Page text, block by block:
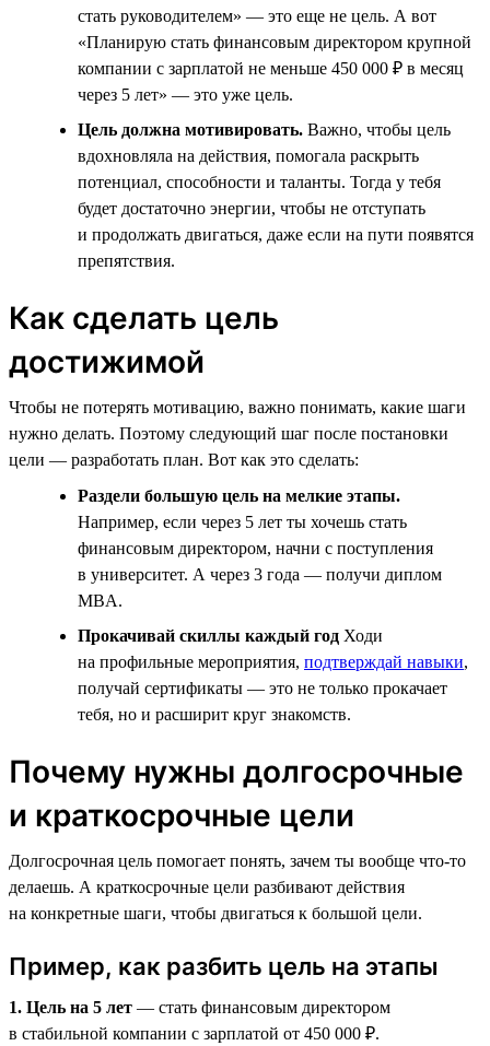
стать руководителем» — это еще не цель. А вот
«Планирую стать финансовым директором крупной
компании с зарплатой не меньше 450 000 ₽ в месяц
через 5 лет» — это уже цель.
Цель должна мотивировать. Важно, чтобы цель
вдохновляла на действия, помогала раскрыть
потенциал, способности и таланты. Тогда у тебя
будет достаточно энергии, чтобы не отступать
и продолжать двигаться, даже если на пути появятся
препятствия.
Как сделать цель
достижимой
Чтобы не потерять мотивацию, важно понимать, какие шаги
нужно делать. Поэтому следующий шаг после постановки
цели — разработать план. Вот как это сделать:
Раздели большую цель на мелкие этапы.
Например, если через 5 лет ты хочешь стать
финансовым директором, начни с поступления
в университет. А через 3 года — получи диплом
MBA.
Прокачивай скиллы каждый год Ходи
на профильные мероприятия, подтверждай навыки,
получай сертификаты — это не только прокачает
тебя, но и расширит круг знакомств.
Почему нужны долгосрочные
и краткосрочные цели
Долгосрочная цель помогает понять, зачем ты вообще что-то
делаешь. А краткосрочные цели разбивают действия
на конкретные шаги, чтобы двигаться к большой цели.
Пример, как разбить цель на этапы
1. Цель на 5 лет — стать финансовым директором
в стабильной компании с зарплатой от 450 000 ₽.